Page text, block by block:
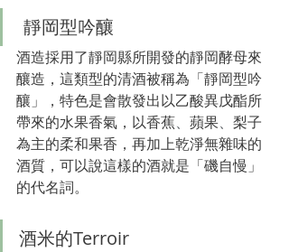
靜岡型吟釀
酒造採用了靜岡縣所開發的靜岡酵母來
釀造，這類型的清酒被稱為「靜岡型吟
釀」，特色是會散發出以乙酸異戊酯所
帶來的水果香氣，以香蕉、 蘋果、 梨子
為主的柔和果香，再加上乾淨無雜味的
酒質，可以說這樣的酒就是「磯自慢」
的代名詞。
酒米的Terroir